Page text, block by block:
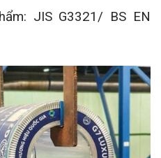
JIS G3321/ BS EN